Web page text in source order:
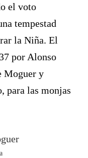
el voto
tempestad
la Niña. El
por Alonso
Moguer y
para las monjas